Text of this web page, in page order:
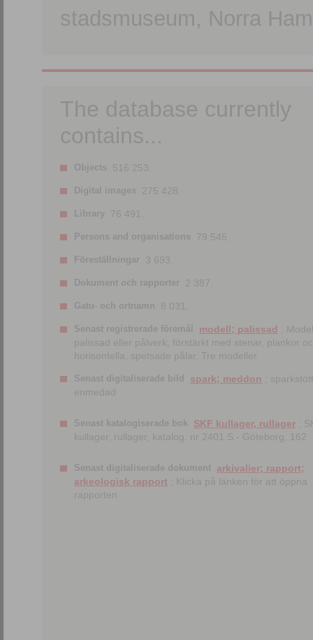
stadsmuseum, Norra
The database currently
contains...
Objects 516 253.
Digital images 275 428.
Library 76 491.
Persons and organisations 79 545.
Föreställningar 3 693.
Dokument och rapporter 2 387.
Gatu- och ortnamn 8 031.
Senast registrerade föremål modell; palissad
;
palissad eller pålverk, förstärkt med stenar, plankor
horisontella, spetsade pålar. Tre modeller.
Senast digitaliserade bild spark; meddon ;
enmedad
Senast katalogiserade bok SKF kullager, rullager ;
kullager, rullager, katalog. nr 2401 S.- Göteborg, 162
Senast digitaliserade dokument arkivalier; rapport;
arkeologisk rapport ; Klicka på länken för att öppna
rapporten